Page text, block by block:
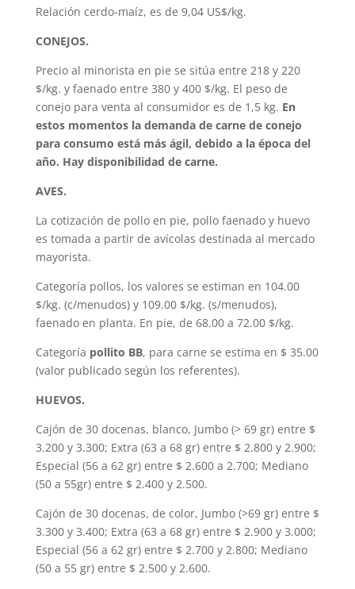
Relación cerdo-maíz, es de 9,04 US$/kg.
CONEJOS.
Precio al minorista en pie se sitúa entre 218 y 220
$/kg. y faenado entre 380 y 400 $/kg. El peso de
conejo para venta al consumidor es de 1,5 kg. En
estos momentos la demanda de carne de conejo
para consumo está más ágil, debido a la época del
año. Hay disponibilidad de carne.
AVES.
La cotización de pollo en pie, pollo faenado y huevo
es tomada a partir de avícolas destinada al mercado
mayorista.
Categoría pollos, los valores se estiman en 104.00
$/kg. (c/menudos) y 109.00 $/kg. (s/menudos),
faenado en planta. En pie, de 68.00 a 72.00 $/kg.
Categoría pollito BB, para carne se estima en $ 35.00
(valor publicado según los referentes).
HUEVOS.
Cajón de 30 docenas, blanco, Jumbo (> 69 gr) entre $
3.200 y 3.300; Extra (63 a 68 gr) entre $ 2.800 y 2.900;
Especial (56 a 62 gr) entre $ 2.600 a 2.700; Mediano
(50 a 55gr) entre $ 2.400 y 2.500.
Cajón de 30 docenas, de color, Jumbo (>69 gr) entre $
3.300 y 3.400; Extra (63 a 68 gr) entre $ 2.900 y 3.000;
Especial (56 a 62 gr) entre $ 2.700 y 2.800; Mediano
(50 a 55 gr) entre $ 2.500 y 2.600.